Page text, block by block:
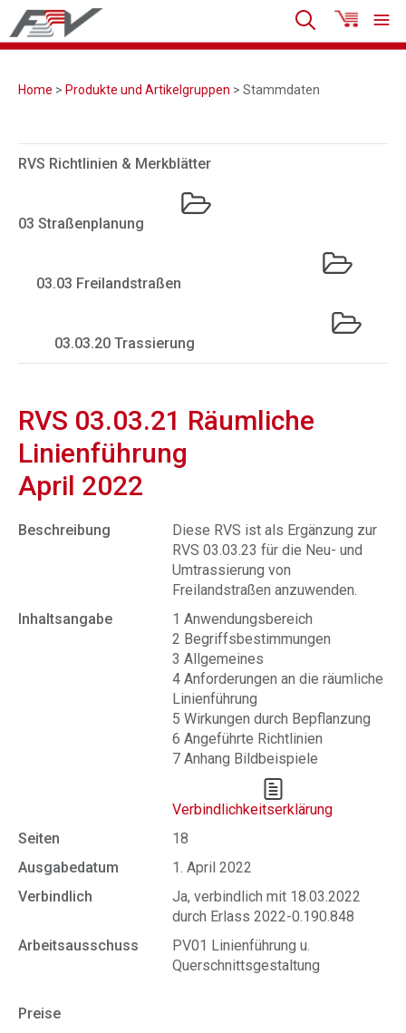
Home > Produkte und Artikelgruppen > Stammdaten
RVS Richtlinien & Merkblätter
03 Straßenplanung
03.03 Freilandstraßen
03.03.20 Trassierung
RVS 03.03.21 Räumliche
Linienführung
April 2022
Beschreibung
Diese RVS ist als Ergänzung zur
RVS 03.03.23 für die Neu- und
Umtrassierung von
Freilandstraßen anzuwenden.
Inhaltsangabe
1 Anwendungsbereich
2 Begriffsbestimmungen
3 Allgemeines
4 Anforderungen an die räumliche
Linienführung
5 Wirkungen durch Bepflanzung
6 Angeführte Richtlinien
7 Anhang Bildbeispiele
Verbindlichkeitserklärung
Seiten
18
Ausgabedatum
1. April 2022
Verbindlich
Ja, verbindlich mit 18.03.2022
durch Erlass 2022-0.190.848
Arbeitsausschuss
PV01 Linienführung u.
Querschnittsgestaltung
Preise